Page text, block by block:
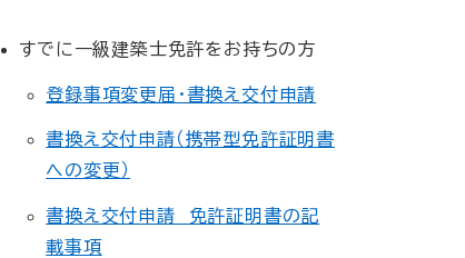
すでに一級建築士免許をお持ちの方
登録事項変更届・書換え交付申請
書換え交付申請（携帯型免許証明書
への変更）
書換え交付申請 免許証明書の記
載事項